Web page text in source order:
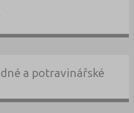
a potravinářské